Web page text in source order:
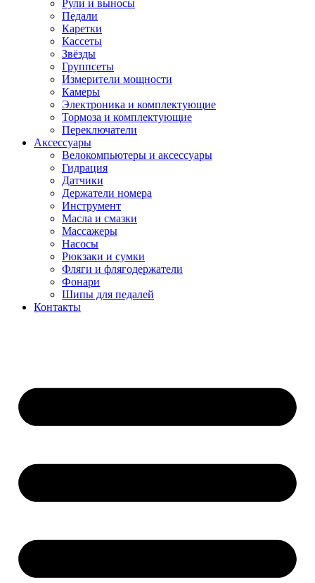
Рули и выносы
Педали
Каретки
Кассеты
Звёзды
Группсеты
Измерители мощности
Камеры
Электроника и комплектующие
Тормоза и комплектующие
Переключатели
Аксессуары
Велокомпьютеры и аксессуары
Гидрация
Датчики
Держатели номера
Инструмент
Масла и смазки
Массажеры
Насосы
Рюкзаки и сумки
Фляги и флягодержатели
Фонари
Шипы для педалей
Контакты